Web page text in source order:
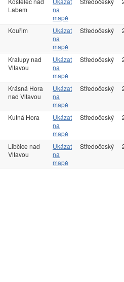
Labem
na
mapě
Kouřim
Ukázat
na
mapě
Středočeský
Kralupy nad
Vltavou
Ukázat
na
mapě
Středočeský
Krásná Hora
nad Vltavou
Ukázat
na
mapě
Středočeský
Kutná Hora
Ukázat
na
mapě
Středočeský
Libčice nad
Vltavou
Ukázat
na
mapě
Středočeský